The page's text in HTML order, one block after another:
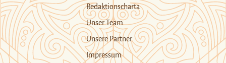
Redaktionscharta
Unser Team
Unsere Partner
Impressum